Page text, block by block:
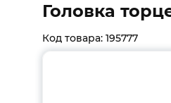
Головка
Код товара: 195777